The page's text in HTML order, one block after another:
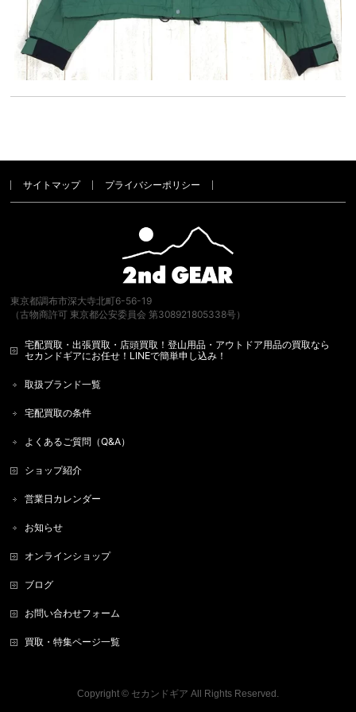
サイトマップ プライバシーポリシー
東京都調布市深大寺北町6-56-19
（古物商許可 東京都公安委員会 第308921805338号）
宅配買取・出張買取・店頭買取！登山用品・アウトドア用品の買取なら
セカンドギアにお任せ！LINEで簡単申し込み！
取扱ブランド一覧
宅配買取の条件
よくあるご質問（Q&A）
ショップ紹介
営業日カレンダー
お知らせ
オンラインショップ
ブログ
お問い合わせフォーム
買取・特集ページ一覧
Copyright © セカンドギア All Rights Reserved.